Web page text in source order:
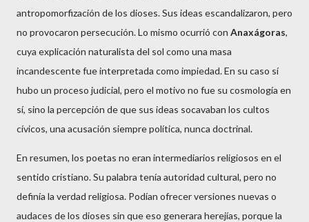
antropomorfización de los dioses. Sus ideas escandalizaron, pero
no provocaron persecución. Lo mismo ocurrió con Anaxágoras,
cuya explicación naturalista del sol como una masa
incandescente fue interpretada como impiedad. En su caso sí
hubo un proceso judicial, pero el motivo no fue su cosmología en
sí, sino la percepción de que sus ideas socavaban los cultos
cívicos, una acusación siempre política, nunca doctrinal.
En resumen, los poetas no eran intermediarios religiosos en el
sentido cristiano. Su palabra tenía autoridad cultural, pero no
definía la verdad religiosa. Podían ofrecer versiones nuevas o
audaces de los dioses sin que eso generara herejías, porque la